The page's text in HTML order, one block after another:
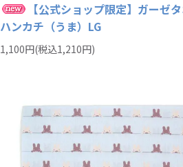
【公式ショップ限定】ガーゼ
ハンカチ（うま）LG
1,100円(税込1,210円)